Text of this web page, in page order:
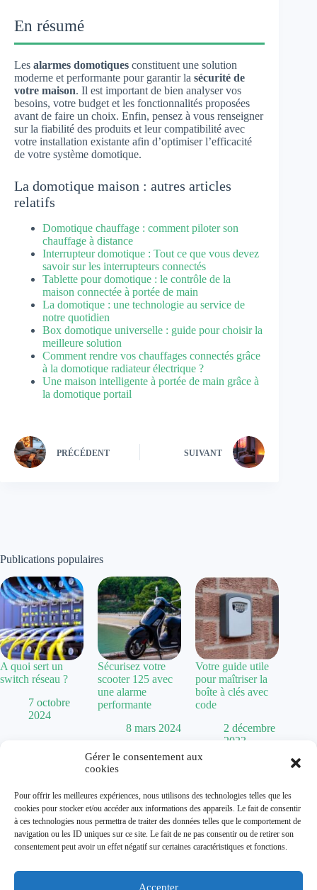
Gérer le consentement aux
cookies
Pour offrir les meilleures expériences, nous utilisons des technologies telles que les
cookies pour stocker et/ou accéder aux informations des appareils. Le fait de consentir
à ces technologies nous permettra de traiter des données telles que le comportement de
navigation ou les ID uniques sur ce site. Le fait de ne pas consentir ou de retirer son
consentement peut avoir un effet négatif sur certaines caractéristiques et fonctions.
Accepter
En résumé
Les alarmes domotiques constituent une solution
moderne et performante pour garantir la sécurité de
votre maison. Il est important de bien analyser vos
besoins, votre budget et les fonctionnalités proposées
avant de faire un choix. Enfin, pensez à vous renseigner
sur la fiabilité des produits et leur compatibilité avec
votre installation existante afin d’optimiser l’efficacité
de votre système domotique.
La domotique maison : autres articles
relatifs
Domotique chauffage : comment piloter son
chauffage à distance
Interrupteur domotique : Tout ce que vous devez
savoir sur les interrupteurs connectés
Tablette pour domotique : le contrôle de la
maison connectée à portée de main
La domotique : une technologie au service de
notre quotidien
Box domotique universelle : guide pour choisir la
meilleure solution
Comment rendre vos chauffages connectés grâce
à la domotique radiateur électrique ?
Une maison intelligente à portée de main grâce à
la domotique portail
PRÉCÉDENT SUIVANT
Publications populaires
A quoi sert un
switch réseau ?
7 octobre
2024
Sécurisez votre
scooter 125 avec
une alarme
performante
8 mars 2024
Votre guide utile
pour maîtriser la
boîte à clés avec
code
2 décembre
2023
Mentions Légales
Plan de site
Contact
À propos